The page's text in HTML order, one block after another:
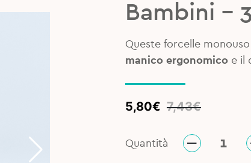
Bambini –
Queste forcelle
manico ergonomicoe il
7,43€
Original
7,43€.
5,80€
Current
5,80€.
Quantità